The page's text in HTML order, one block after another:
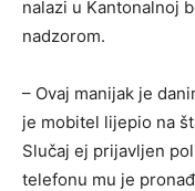
nalazi u Kantonalnoj
nadzorom.
– Ovaj manijak je
je mobitel lijepio na
Slučaj ej prijavljen
telefonu mu je